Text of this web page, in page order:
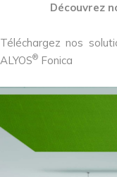
Découvrez
Téléchargez nos
ALYOS® Fonica